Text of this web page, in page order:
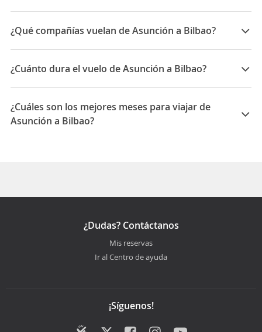
¿Qué compañías vuelan de Asunción a Bilbao?
Las compañías que vuelan de Asunción a Bilbao son:
Air Europa
¿Cuánto dura el vuelo de Asunción a Bilbao?
La duración media para viajar entre Asunción y Bilbao
es 31:05
¿Cuáles son los mejores meses para viajar de
Asunción a Bilbao?
¿Dudas? Contáctanos
Mis reservas
Ir al Centro de ayuda
¡Síguenos!